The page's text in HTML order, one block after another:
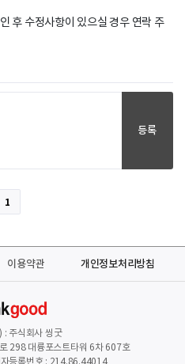
후 수정사항이 있으실 경우 연락 주
등록
1
이용약관 개인정보처리방침
: 주식회사 씽굿
298 대륭포스트타워 6차 607호
등록번호 : 214.86.44014